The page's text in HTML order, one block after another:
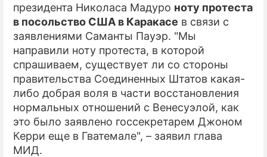
О ПРОЕКТЕ
президента Николаса Мадуро ноту протеста
в посольство США в Каракасе в связи с
заявлениями Саманты Пауэр. "Мы
направили ноту протеста, в которой
спрашиваем, существует ли со стороны
правительства Соединенных Штатов какая-
либо добрая воля в части восстановления
нормальных отношений с Венесуэлой, как
это было заявлено госсекретарем Джоном
Керри еще в Гватемале", – заявил глава
МИД.